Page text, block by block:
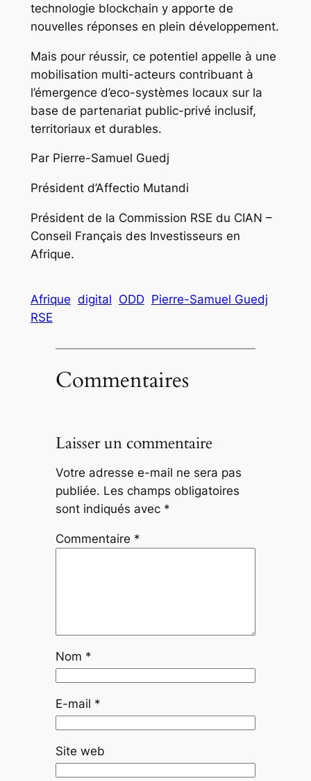
technologie blockchain y apporte de
nouvelles réponses en plein développement.
Mais pour réussir, ce potentiel appelle à une
mobilisation multi-acteurs contribuant à
l’émergence d’eco-systèmes locaux sur la
base de partenariat public-privé inclusif,
territoriaux et durables.
Par Pierre-Samuel Guedj
Président d’Affectio Mutandi
Président de la Commission RSE du CIAN –
Conseil Français des Investisseurs en
Afrique.
Afrique digital ODD Pierre-Samuel Guedj
RSE
Commentaires
Laisser un commentaire
Votre adresse e-mail ne sera pas
publiée. Les champs obligatoires
sont indiqués avec *
Commentaire *
Nom *
E-mail *
Site web